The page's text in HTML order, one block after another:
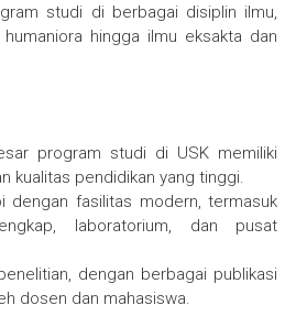
studi di berbagai disiplin ilmu,
hingga ilmu eksakta dan
program studi di USK memiliki
kualitas pendidikan yang tinggi.
dengan fasilitas modern, termasuk
laboratorium, dan pusat
dengan berbagai publikasi
dosen dan mahasiswa.